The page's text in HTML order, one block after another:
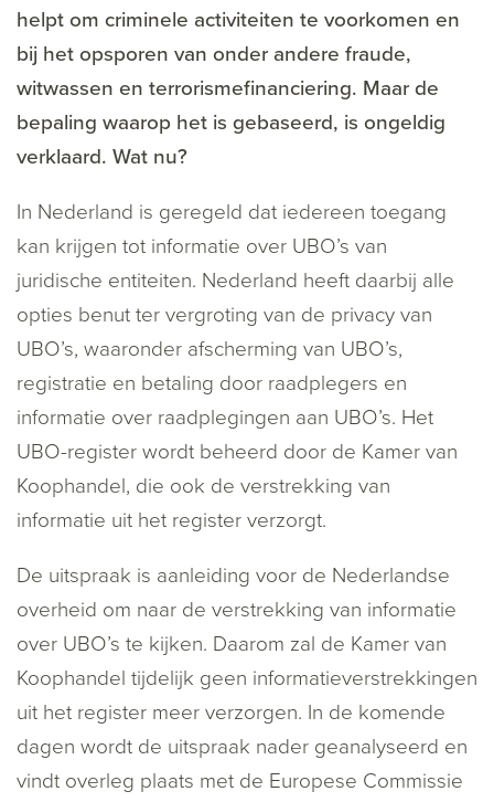
helpt om criminele activiteiten te voorkomen en
bij het opsporen van onder andere fraude,
witwassen en terrorismefinanciering. Maar de
bepaling waarop het is gebaseerd, is ongeldig
verklaard. Wat nu?
In Nederland is geregeld dat iedereen toegang
kan krijgen tot informatie over UBO’s van
juridische entiteiten. Nederland heeft daarbij alle
opties benut ter vergroting van de privacy van
UBO’s, waaronder afscherming van UBO’s,
registratie en betaling door raadplegers en
informatie over raadplegingen aan UBO’s. Het
UBO-register wordt beheerd door de Kamer van
Koophandel, die ook de verstrekking van
informatie uit het register verzorgt.
De uitspraak is aanleiding voor de Nederlandse
overheid om naar de verstrekking van informatie
over UBO’s te kijken. Daarom zal de Kamer van
Koophandel tijdelijk geen informatieverstrekkingen
uit het register meer verzorgen. In de komende
dagen wordt de uitspraak nader geanalyseerd en
vindt overleg plaats met de Europese Commissie